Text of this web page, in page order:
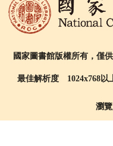
國家圖書館版權所有，僅
最佳解析度 1024x768以
瀏